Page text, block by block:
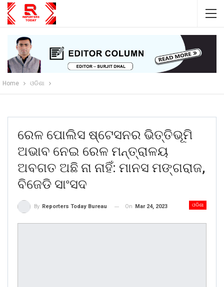
Home ଓଡିଶା
ରେଳ ପୋଲିସ ଷ୍ଟେସନର ଭିତ୍ତିଭୂମି
ଅଭାବ ନେଇ ରେଳ ମନ୍ତ୍ରାଳୟ
ଅବଗତ ଅଛି ନା ନାହିଁ: ମାନସ ମଙ୍ଗରାଜ,
ବିଜେଡି ସାଂସଦ
ଓଡିଶା
By Reporters Today Bureau On Mar 24, 2023